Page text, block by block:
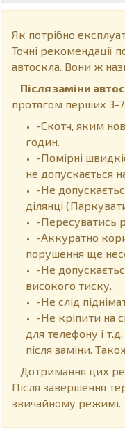
Як потрібно
Точні рекомендації
автоскла. Вони ж
Після заміни
протягом перших 3-7
-Скотч, яким
годин.
-Помірні
не допускається
-Не
ділянці
-Пересуватись
-Аккуратно
порушення ще
-Не
високого тиску.
-Не слід
-Не кріпити на
для телефону і
після заміни.
Дотримання цих
Після завершення
звичайному режимі.